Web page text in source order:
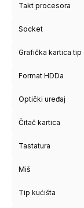
Takt procesora
Socket
Grafička kartica tip
Format HDDa
Optički uređaj
Čitač kartica
Tastatura
Miš
Tip kućišta